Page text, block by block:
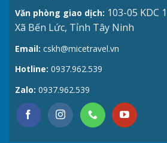
Văn phòng giao dịch: 103-05 KDC
Xã Bến Lức, Tỉnh Tây Ninh
Email: cskh@micetravel.vn
Hotline: 0937.962.539
Zalo: 0937.962.539